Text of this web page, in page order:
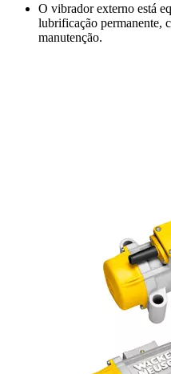
O vibrador externo está
lubrificação permanente,
manutenção.